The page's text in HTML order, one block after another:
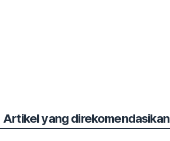
Artikel yang direkomendasikan